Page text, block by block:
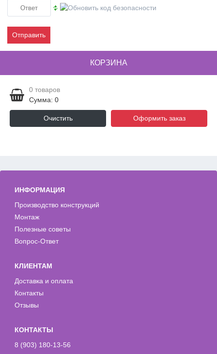
Отправить
КОРЗИНА
0 товаров
Сумма: 0
Очистить Оформить заказ
ИНФОРМАЦИЯ
Производство конструкций
Монтаж
Полезные советы
Вопрос-Ответ
КЛИЕНТАМ
Доставка и оплата
Контакты
Отзывы
КОНТАКТЫ
8 (903) 180-13-56